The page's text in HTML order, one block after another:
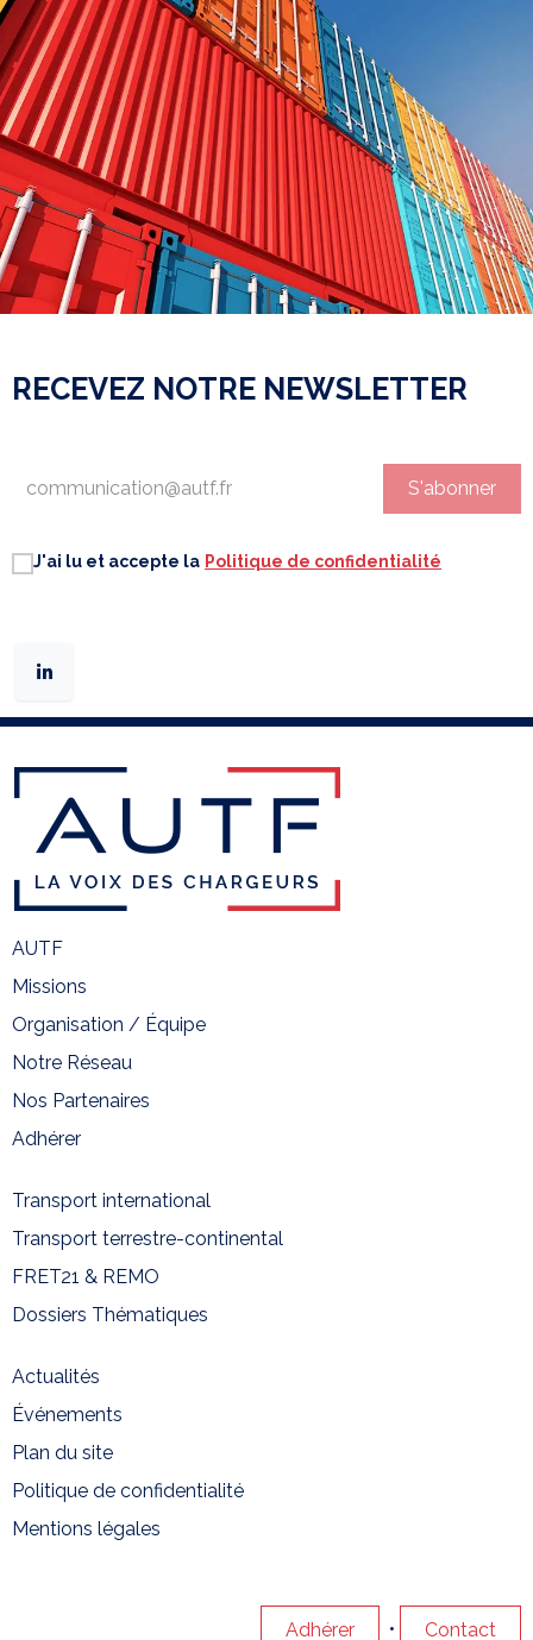
RECEVEZ NOTRE NEWSLETTER
S'abonner
J'ai lu et accepte la Politique de confidentialité
AUTF
Missions
Organisation / Équipe
Notre Réseau
Nos Partenaires
Adhérer
Transport international
Transport terrestre-continental
FRET21 & REMO
Dossiers Thématiques
Actualités
Événements
Plan du site
Politique de confidentialité
Mentions légales
Adhérer • Contact